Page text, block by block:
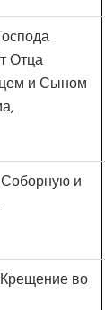
Отца
и Сыном
и
во